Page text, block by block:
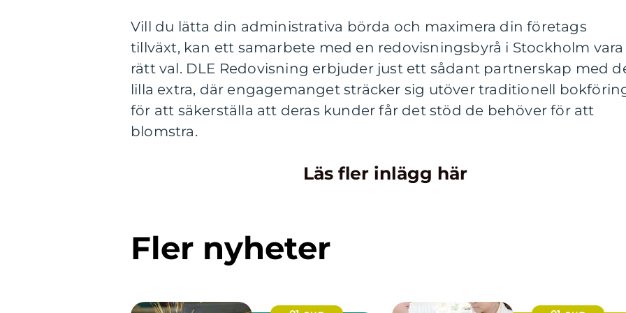
Vill du lätta din administrativa börda och maximera din företags
tillväxt, kan ett samarbete med en redovisningsbyrå i Stockholm vara
rätt val. DLE Redovisning erbjuder just ett sådant partnerskap med
lilla extra, där engagemanget sträcker sig utöver traditionell
för att säkerställa att deras kunder får det stöd de behöver för att
blomstra.
Läs fler inlägg här
Fler nyheter